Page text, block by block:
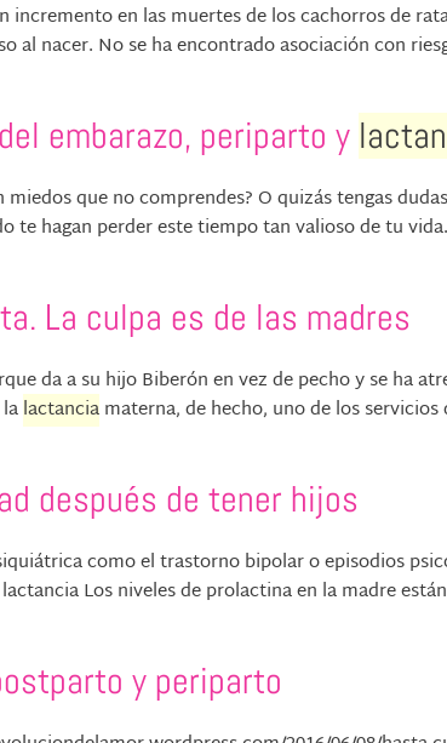
incremento en las muertes de los cachorros de
al nacer. No se ha encontrado asociación con
embarazo, periparto y
miedos que no comprendes? O quizás tengas
te hagan perder este tiempo tan valioso de tu
La culpa es de las madres
da a su hijo Biberón en vez de pecho y se ha
lactanciamaterna, de hecho, uno de los
después de tener hijos
como el trastorno bipolar o episodios
Los niveles de prolactina en la madre
y periparto